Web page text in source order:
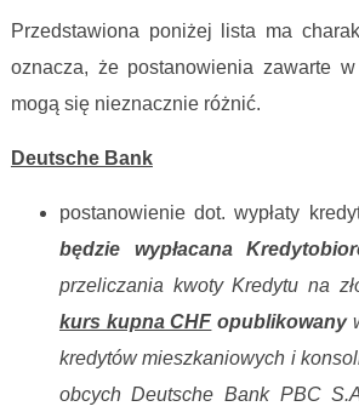
Przedstawiona poniżej lista ma
oznacza, że postanowienia zawarte
mogą się nieznacznie różnić.
Deutsche Bank
postanowienie dot. wypłaty
będzie wypłacana
przeliczania kwoty Kredytu na
kurs kupna CHF opublikowany
kredytów mieszkaniowych i
obcych Deutsche Bank PBC